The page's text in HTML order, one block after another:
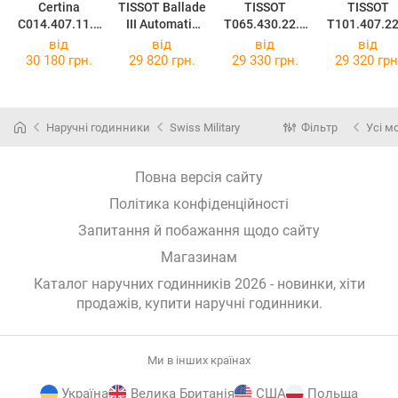
Certina
C014.407.11.0
31.01
TISSOT Ballade
III Automatic
T97.2.483.31
TISSOT
T065.430.22.0
31.00
TISSOT
31.00
від
30 180 грн.
від
29 820 грн.
від
29 330 грн.
від
29 320
Наручні годинники Swiss Military Фільтр Усі
Повна версія сайту
Політика конфіденційності
Запитання й побажання щодо сайту
Магазинам
Каталог наручних годинників 2026 - новинки, хіти
продажів, купити наручні годинники.
Ми в інших країнах
Україна Велика Британія США Польща